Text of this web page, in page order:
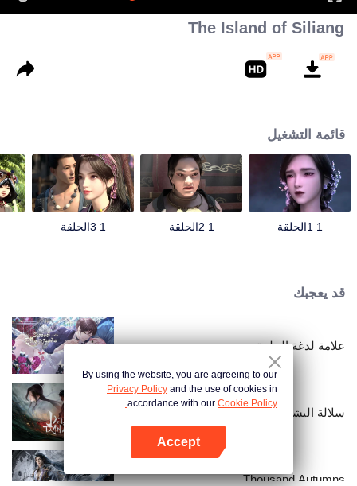
The Island of Siliang
قائمة التشغيل
1 1الحلقة 1 2الحلقة 1 3الحلقة
قد يعجبك
علامة لدغة الحلوة
سلالة اليشم
Thousand Autumns
By using the website, you are agreeing to our
Privacy Policy and the use of cookies in
accordance with our Cookie Policy.
Accept